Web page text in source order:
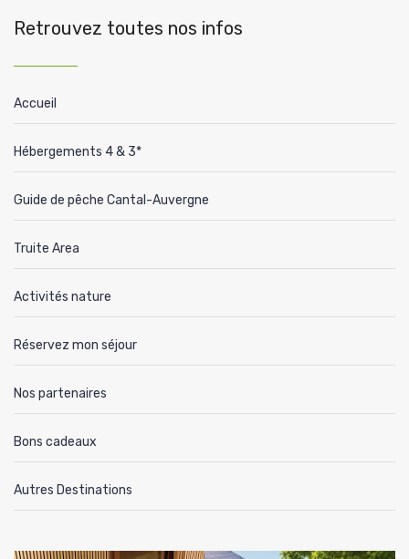
Retrouvez toutes nos infos
Accueil
Hébergements 4 & 3*
Guide de pêche Cantal-Auvergne
Truite Area
Activités nature
Réservez mon séjour
Nos partenaires
Bons cadeaux
Autres Destinations